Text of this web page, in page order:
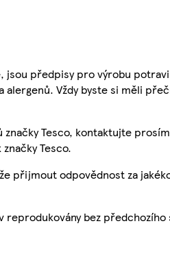
předpisy pro výrobu
Vždy byste si měli
Tesco, kontaktujte
Tesco.
přijmout odpovědnost za
bez